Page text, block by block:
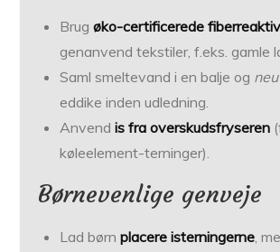
Brugøko-certificerede
genanvend tekstiler, f.eks. gamle
Saml smeltevand i en balje og
eddike inden udledning.
Anvendis fra overskudsfryseren
køleelement-terninger).
Børnevenlige genveje
Lad børnplacere isterningerne,